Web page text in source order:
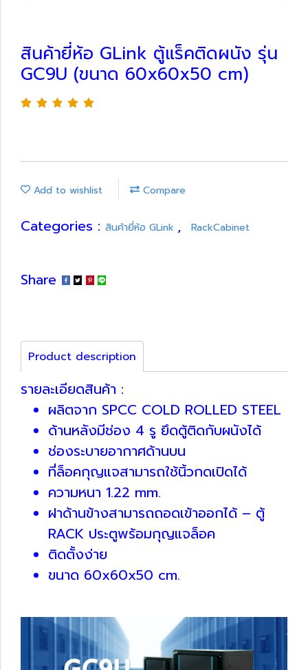
สินค้ายี่ห้อ GLink ตู้แร็คติดผนัง รุ่น
GC9U (ขนาด 60x60x50 cm)
Add to wishlist Compare
Categories : สินค้ายี่ห้อ GLink , RackCabinet
Share
Product description
รายละเอียดสินค้า :
ผลิตจาก SPCC COLD ROLLED STEEL
ด้านหลังมีช่อง 4 รู ยึดตู้ติดกับผนังได้
ช่องระบายอากาศด้านบน
ที่ล็อคกุญแจสามารถใช้นิ้วกดเปิดได้
ความหนา 1.22 mm.
ฝาด้านข้างสามารถถอดเข้าออกได้ – ตู้
RACK ประตูพร้อมกุญแจล็อค
ติดตั้งง่าย
ขนาด 60x60x50 cm.